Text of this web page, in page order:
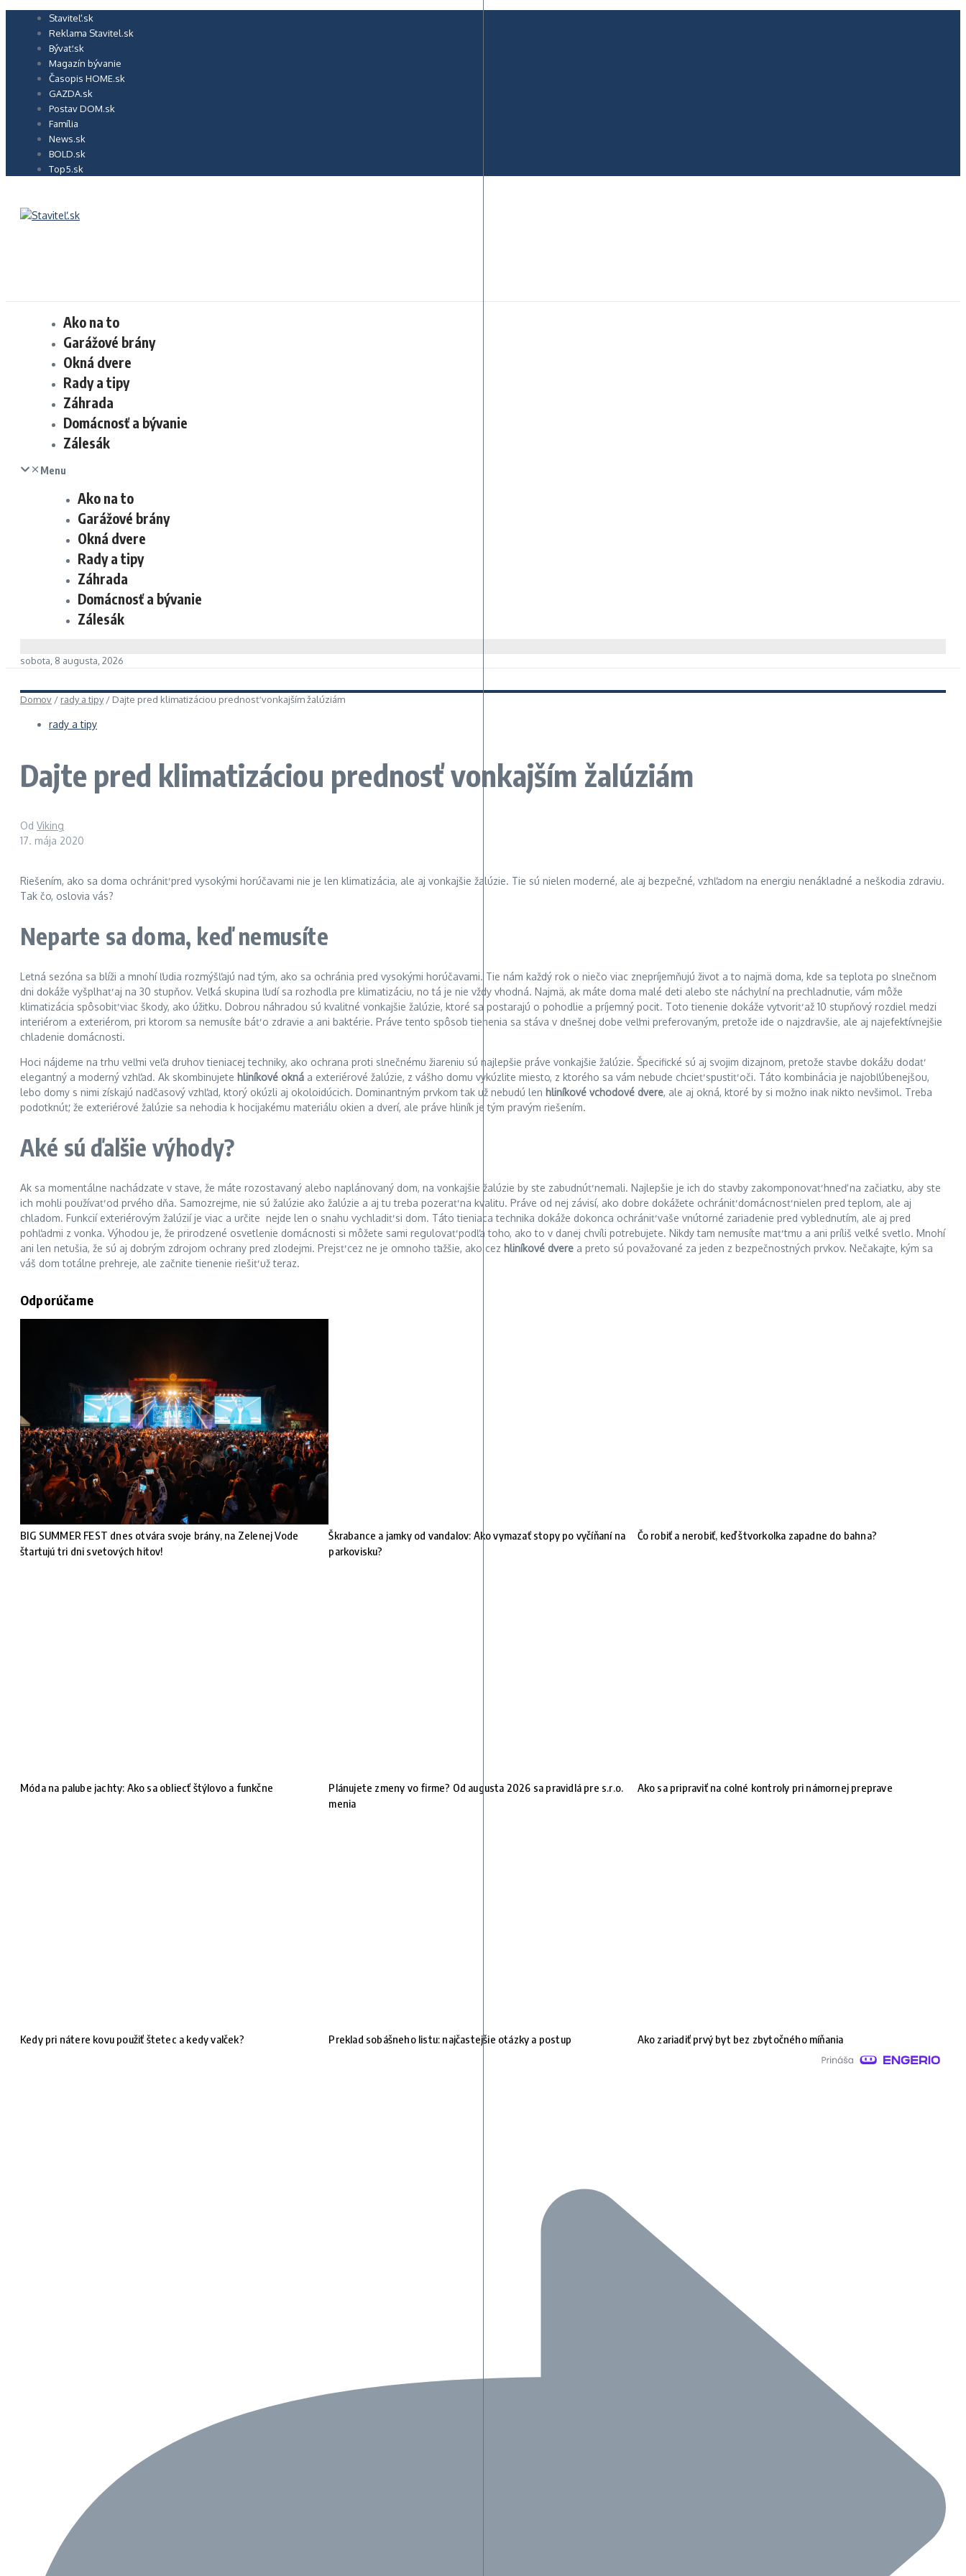
Preskočiť
Staviteľ.sk
Reklama Stavitel.sk
Bývať.sk
Magazín bývanie
Časopis HOME.sk
GAZDA.sk
Postav DOM.sk
Família
News.sk
BOLD.sk
Top5.sk
Ako na to
Garážové brány
Okná dvere
Rady a tipy
Záhrada
Domácnosť a bývanie
Zálesák
Menu
Ako na to
Garážové brány
Okná dvere
Rady a tipy
Záhrada
Domácnosť a bývanie
Zálesák
sobota, 8 augusta, 2026
Domov / rady a tipy/ Dajte pred klimatizáciou prednosť vonkajším žalúziám
rady a tipy
Dajte pred klimatizáciou prednosť vonkajším žalúziám
Od Viking
17. mája 2020
Riešením, ako sa doma ochrániť pred vysokými horúčavami nie je len klimatizácia, ale aj vonkajšie žalúzie. Tie sú nielen moderné, ale aj bezpečné, vzhľadom na energiu nenákladné a neškodia zdraviu.
Tak čo, oslovia vás?
Neparte sa doma, keď nemusíte
Letná sezóna sa blíži a mnohí ľudia rozmýšľajú nad tým, ako sa ochránia pred vysokými horúčavami. Tie nám každý rok o niečo viac znepríjemňujú život a to najmä doma, kde sa teplota po slnečnom
dni dokáže vyšplhať aj na 30 stupňov. Veľká skupina ľudí sa rozhodla pre klimatizáciu, no tá je nie vždy vhodná. Najmä, ak máte doma malé deti alebo ste náchylní na prechladnutie, vám môže
klimatizácia spôsobiť viac škody, ako úžitku. Dobrou náhradou sú kvalitné vonkajšie žalúzie, ktoré sa postarajú o pohodlie a príjemný pocit. Toto tienenie dokáže vytvoriť až 10 stupňový rozdiel medzi
interiérom a exteriérom, pri ktorom sa nemusíte báť o zdravie a ani baktérie. Práve tento spôsob tienenia sa stáva v dnešnej dobe veľmi preferovaným, pretože ide o najzdravšie, ale aj najefektívnejšie
chladenie domácnosti.
Hoci nájdeme na trhu veľmi veľa druhov tieniacej techniky, ako ochrana proti slnečnému žiareniu sú najlepšie práve vonkajšie žalúzie. Špecifické sú aj svojim dizajnom, pretože stavbe dokážu dodať
elegantný a moderný vzhľad. Ak skombinujete hliníkové okná a exteriérové žalúzie, z vášho domu vykúzlite miesto, z ktorého sa vám nebude chcieť spustiť oči. Táto kombinácia je najobľúbenejšou,
lebo domy s nimi získajú nadčasový vzhľad, ktorý okúzli aj okoloidúcich. Dominantným prvkom tak už nebudú len hliníkové vchodové dvere, ale aj okná, ktoré by si možno inak nikto nevšimol. Treba
podotknúť, že exteriérové žalúzie sa nehodia k hocijakému materiálu okien a dverí, ale práve hliník je tým pravým riešením.
Aké sú ďalšie výhody?
Ak sa momentálne nachádzate v stave, že máte rozostavaný alebo naplánovaný dom, na vonkajšie žalúzie by ste zabudnúť nemali. Najlepšie je ich do stavby zakomponovať hneď na začiatku, aby ste
ich mohli používať od prvého dňa. Samozrejme, nie sú žalúzie ako žalúzie a aj tu treba pozerať na kvalitu. Práve od nej závisí, ako dobre dokážete ochrániť domácnosť nielen pred teplom, ale aj
chladom. Funkcií exteriérovým žalúzií je viac a určite nejde len o snahu vychladiť si dom. Táto tieniaca technika dokáže dokonca ochrániť vaše vnútorné zariadenie pred vyblednutím, ale aj pred
pohľadmi z vonka. Výhodou je, že prirodzené osvetlenie domácnosti si môžete sami regulovať podľa toho, ako to v danej chvíli potrebujete. Nikdy tam nemusíte mať tmu a ani príliš veľké svetlo. Mnohí
ani len netušia, že sú aj dobrým zdrojom ochrany pred zlodejmi. Prejsť cez ne je omnoho ťažšie, ako cez hliníkové dvere a preto sú považované za jeden z bezpečnostných prvkov. Nečakajte, kým sa
váš dom totálne prehreje, ale začnite tienenie riešiť už teraz.
Odporúčame
BIG SUMMER FEST dnes otvára svoje brány, na Zelenej Vode
štartujú tri dni svetových hitov!
Škrabance a jamky od vandalov: Ako vymazať stopy po vyčíňaní na
parkovisku?
Čo robiť a nerobiť, keď štvorkolka zapadne do bahna?
Móda na palube jachty: Ako sa obliecť štýlovo a funkčne
Plánujete zmeny vo firme? Od augusta 2026 sa pravidlá pre s.r.o.
menia
Ako sa pripraviť na colné kontroly pri námornej preprave
Kedy pri nátere kovu použiť štetec a kedy valček? Preklad sobášneho listu: najčastejšie otázky a postup Ako zariadiť prvý byt bez zbytočného míňania